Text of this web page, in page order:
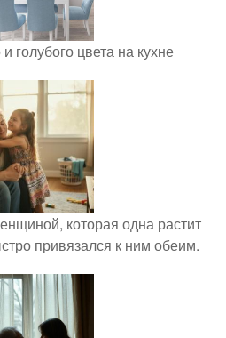
голубого цвета на кухне
которая одна растит
привязался к ним обеим.